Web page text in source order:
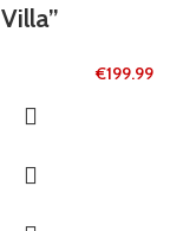
Villa”
€199.99